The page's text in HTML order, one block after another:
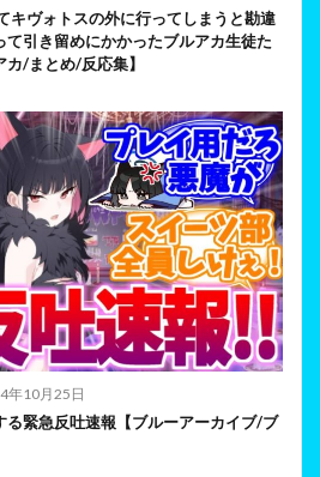
キヴォトスの外に行ってしまうと勘違
て引き留めにかかったブルアカ生徒た
/まとめ/反応集】
年10月25日
る緊急反吐速報【ブルーアーカイブ/ブ